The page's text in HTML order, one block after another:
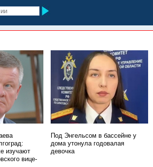
изучают
вице-
Под Энгельсом в бассейне у
дома утонула годовалая
девочка